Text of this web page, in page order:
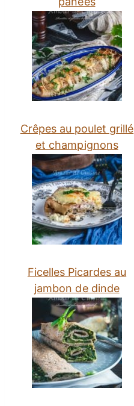
Crêpes au poulet grillé
et champignons
Ficelles Picardes au
jambon de dinde